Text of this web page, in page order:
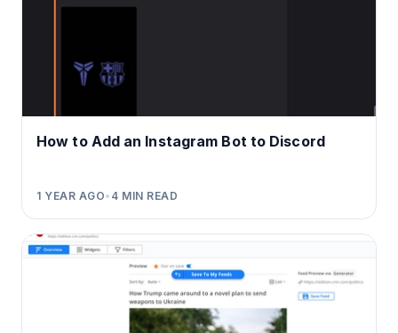
How to Add an Instagram Bot to Discord
1 YEAR AGO• 4 MIN READ